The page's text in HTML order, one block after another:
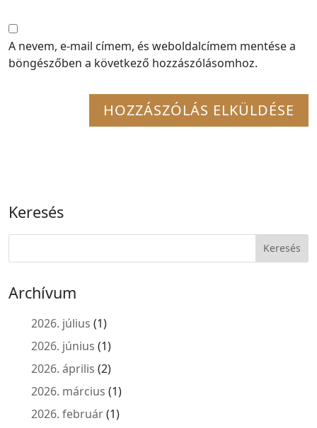
A nevem, e-mail címem, és weboldalcímem mentése a
böngészőben a következő hozzászólásomhoz.
Keresés
Archívum
2026. július (1)
2026. június (1)
2026. április (2)
2026. március (1)
2026. február(1)